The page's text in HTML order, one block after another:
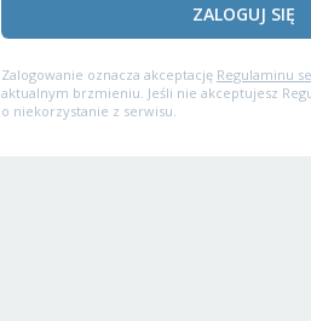
ZALOGUJ SIĘ
Zalogowanie oznacza akceptację Regulaminu
aktualnym brzmieniu. Jeśli nie akceptujesz
o niekorzystanie z serwisu.